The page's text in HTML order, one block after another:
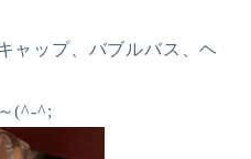
ャップ、バブルバス、ヘ
(^-^;